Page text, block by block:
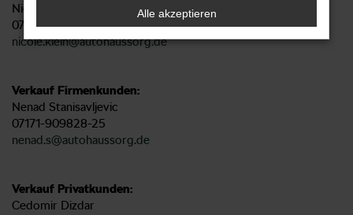
Nicole Klein
07171-909828-22
nicole.klein@autohaussorg.de
Verkauf Firmenkunden:
Nenad Stanisavljevic
07171-909828-25
nenad.s@autohaussorg.de
Verkauf Privatkunden:
Cedomir Dizdar
Alle akzeptieren